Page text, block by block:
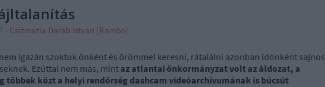
Csizmazia Darab István [Rambo]
igazán szoktuk önként és örömmel keresni, rátalálni azonban időnként sajnos
Ezúttal nem más, mint az atlantai önkormányzat volt az áldozat, a
többek közt a helyi rendőrség dashcam videóarchívumának is búcsút